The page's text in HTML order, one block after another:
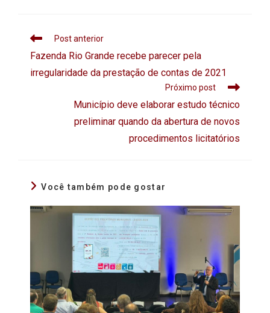
Post anterior
Fazenda Rio Grande recebe parecer pela
irregularidade da prestação de contas de 2021
Próximo post
Município deve elaborar estudo técnico
preliminar quando da abertura de novos
procedimentos licitatórios
Você também pode gostar